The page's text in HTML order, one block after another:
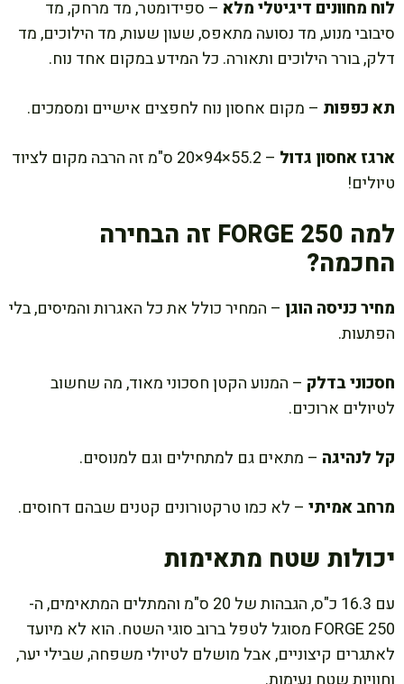
לוח מחוונים דיגיטלי מלא – ספידומטר, מד מרחק, מד
סיבובי מנוע, מד נסועה מתאפס, שעון שעות, מד הילוכים, מד
דלק, בורר הילוכים ותאורה. כל המידע במקום אחד נוח.
תא כפפות – מקום אחסון נוח לחפצים אישיים ומסמכים.
ארגז אחסון גדול
– 55.2×94×20 ס"מ זה הרבה מקום לציוד
טיולים!
למה FORGE 250 זה הבחירה
החכמה?
מחיר כניסה הוגן – המחיר כולל את כל האגרות והמיסים, בלי
הפתעות.
חסכוני בדלק – המנוע הקטן חסכוני מאוד, מה שחשוב
לטיולים ארוכים.
קל לנהיגה – מתאים גם למתחילים וגם למנוסים.
מרחב אמיתי – לא כמו טרקטורונים קטנים שבהם דחוסים.
יכולות שטח מתאימות
עם 16.3 כ"ס, הגבהות של 20 ס"מ והמתלים המתאימים, ה-
FORGE 250 מסוגל לטפל ברוב סוגי השטח. הוא לא מיועד
לאתגרים קיצוניים, אבל מושלם לטיולי משפחה, שבילי יער,